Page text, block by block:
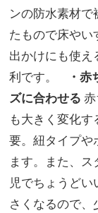
ンの防水素材
たもので床やい
出かけにも使え
利です。
・
ズに合わせる
も大きく変化
要。紐タイプや
ます。また、
児でちょうど
さくなるので